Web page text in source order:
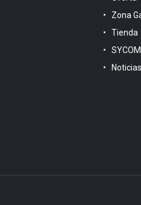
Zona
Tienda
SYCOM
Noticias